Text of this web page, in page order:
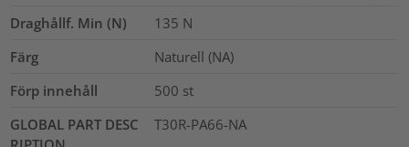
Draghållf. Min (N)
135 N
Färg
Naturell (NA)
Förp innehåll
500 st
GLOBAL PART DESC
T30R-PA66-NA